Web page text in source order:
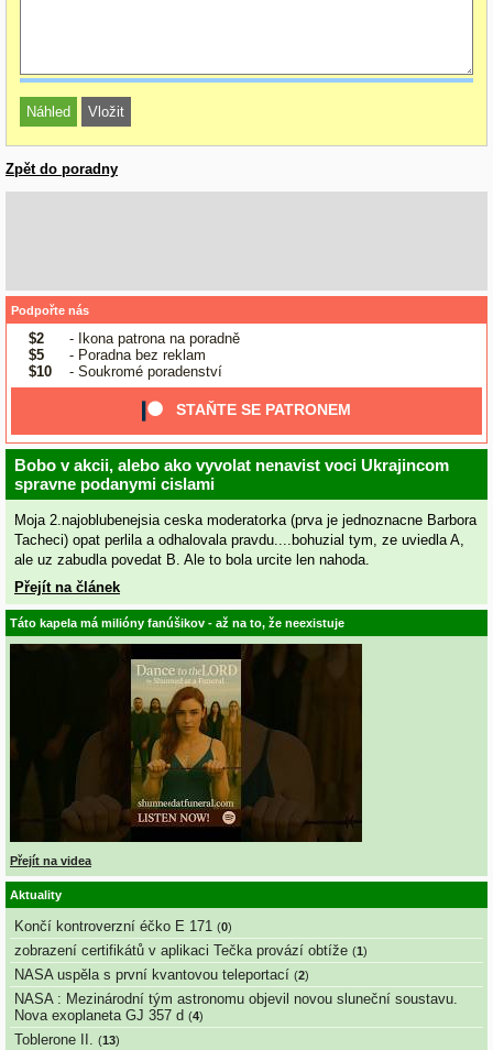
Zpět do poradny
Podpořte nás
$2
- Ikona patrona na poradně
$5
- Poradna bez reklam
$10
- Soukromé poradenství
STAŇTE SE PATRONEM
Bobo v akcii, alebo ako vyvolat nenavist voci Ukrajincom
spravne podanymi cislami
Moja 2.najoblubenejsia ceska moderatorka (prva je jednoznacne Barbora
Tacheci) opat perlila a odhalovala pravdu....bohuzial tym, ze uviedla A,
ale uz zabudla povedat B. Ale to bola urcite len nahoda.
Přejít na článek
Táto kapela má milióny fanúšikov - až na to, že neexistuje
Přejít na videa
Aktuality
Končí kontroverzní éčko E 171 (0)
zobrazení certifikátů v aplikaci Tečka provází obtíže (1 )
NASA uspěla s první kvantovou teleportací (2)
NASA : Mezinárodní tým astronomu objevil novou sluneční soustavu.
Nova exoplaneta GJ 357 d (4)
Toblerone II. (13)